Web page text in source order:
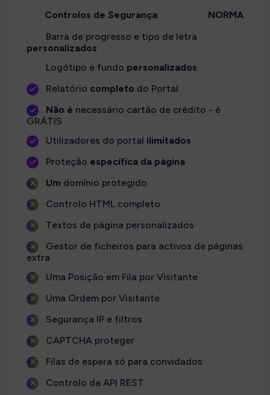
Controlos de Segurança:
NORMA
Barra de progresso e tipo de letra
personalizados
Logótipo e fundo personalizados
Relatório completo do Portal
Não é necessário cartão de crédito - é
GRÁTIS
Utilizadores do portal ilimitados
Proteção específica da página
Um domínio protegido
Controlo HTML completo
Textos de página personalizados
Gestor de ficheiros para activos de páginas
extra
Uma Posição em Fila por Visitante
Uma Ordem por Visitante
Segurança IP e filtros
CAPTCHA proteger
Filas de espera só para convidados
Controlo da API REST